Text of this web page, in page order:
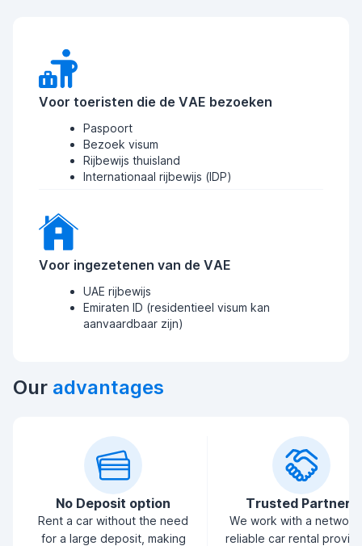
Voor toeristen die de VAE bezoeken
Paspoort
Bezoek visum
Rijbewijs thuisland
Internationaal rijbewijs (IDP)
Voor ingezetenen van de VAE
UAE rijbewijs
Emiraten ID (residentieel visum kan
aanvaardbaar zijn)
Our advantages
No Deposit option
Rent a car without the need
for a large deposit, making
Trusted Partners
We work with a
reliable car rental